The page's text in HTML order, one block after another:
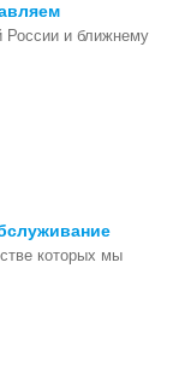
России и ближнему
которых мы